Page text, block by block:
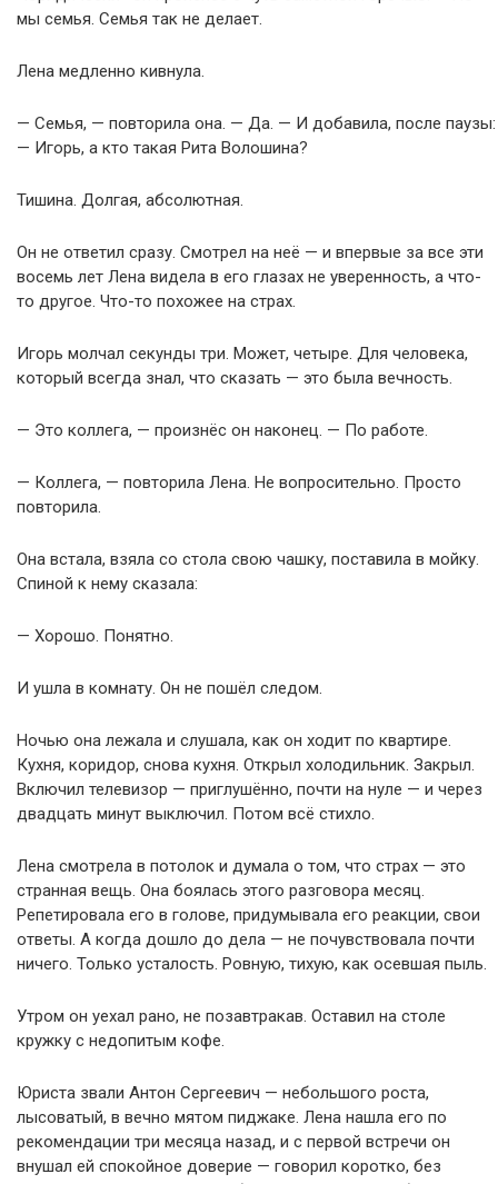
мы семья. Семья так не делает.
Лена медленно кивнула.
— Семья, — повторила она. — Да. — И добавила, после паузы:
— Игорь, а кто такая Рита Волошина?
Тишина. Долгая, абсолютная.
Он не ответил сразу. Смотрел на неё — и впервые за все эти
восемь лет Лена видела в его глазах не уверенность, а что-
то другое. Что-то похожее на страх.
Игорь молчал секунды три. Может, четыре. Для человека,
который всегда знал, что сказать — это была вечность.
— Это коллега, — произнёс он наконец. — По работе.
— Коллега, — повторила Лена. Не вопросительно. Просто
повторила.
Она встала, взяла со стола свою чашку, поставила в мойку.
Спиной к нему сказала:
— Хорошо. Понятно.
И ушла в комнату. Он не пошёл следом.
Ночью она лежала и слушала, как он ходит по квартире.
Кухня, коридор, снова кухня. Открыл холодильник. Закрыл.
Включил телевизор — приглушённо, почти на нуле — и через
двадцать минут выключил. Потом всё стихло.
Лена смотрела в потолок и думала о том, что страх — это
странная вещь. Она боялась этого разговора месяц.
Репетировала его в голове, придумывала его реакции, свои
ответы. А когда дошло до дела — не почувствовала почти
ничего. Только усталость. Ровную, тихую, как осевшая пыль.
Утром он уехал рано, не позавтракав. Оставил на столе
кружку с недопитым кофе.
Юриста звали Антон Сергеевич — небольшого роста,
лысоватый, в вечно мятом пиджаке. Лена нашла его по
рекомендации три месяца назад, и с первой встречи он
внушал ей спокойное доверие — говорил коротко, без